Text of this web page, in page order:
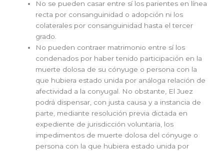
No se pueden casar entre sí los parientes en línea
recta por consanguinidad o adopción ni los
colaterales por consanguinidad hasta el tercer
grado.
No pueden contraer matrimonio entre sí los
condenados por haber tenido participación en la
muerte dolosa de su cónyuge o persona con la
que hubiera estado unida por análoga relación de
afectividad a la conyugal. No obstante, El Juez
podrá dispensar, con justa causa y a instancia de
parte, mediante resolución previa dictada en
expediente de jurisdicción voluntaria, los
impedimentos de muerte dolosa del cónyuge o
persona con la que hubiera estado unida por